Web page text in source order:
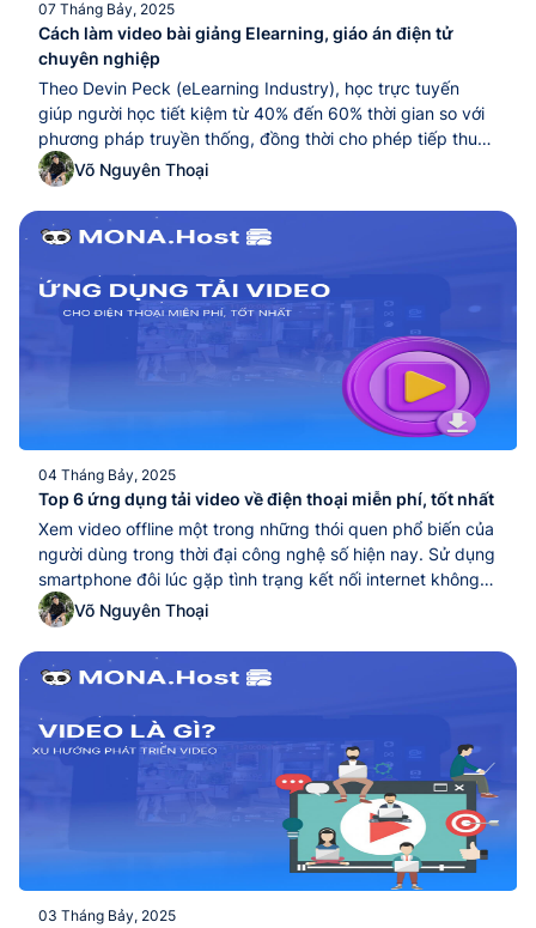
07 Tháng Bảy, 2025
Cách làm video bài giảng Elearning, giáo án điện tử
chuyên nghiệp
Theo Devin Peck (eLearning Industry), học trực tuyến
giúp người học tiết kiệm từ 40% đến 60% thời gian so với
phương pháp truyền thống, đồng thời cho phép tiếp thu
gấp 5 lần lượng kiến thức trong cùng một khoảng thời
gian. Những con số này cho thấy Elearning không còn là
lựa chọn...
Võ Nguyên Thoại
04 Tháng Bảy, 2025
Top 6 ứng dụng tải video về điện thoại miễn phí, tốt nhất
Xem video offline một trong những thói quen phổ biến của
người dùng trong thời đại công nghệ số hiện nay. Sử dụng
smartphone đôi lúc gặp tình trạng kết nối internet không
ổn định hoặc muốn tiết kiệm dung lượng 5G khi thưởng
thức video yêu thích. Vì vậy, để đảm bảo trải nghiệm...
Võ Nguyên Thoại
03 Tháng Bảy, 2025